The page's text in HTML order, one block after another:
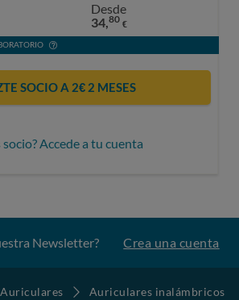
Desde
34,80 €
SOCIO A 2€ 2 MESES
socio? Accede a tu cuenta
Newsletter? Crea una cuenta
Auriculares inalámbricos